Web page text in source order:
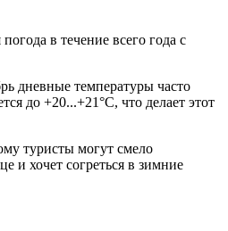
в течение всего года с
дневные температуры часто
до +20...+21°C, что делает этот
туристы могут смело
и хочет согреться в зимние